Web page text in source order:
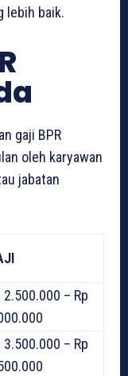
lebih baik.
gaji BPR
oleh karyawan
jabatan
2.500.000 – Rp
3.500.000 – Rp